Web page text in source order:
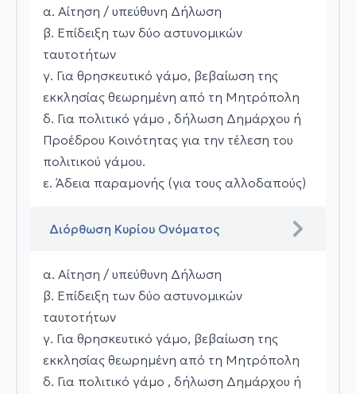
α. Αίτηση / υπεύθυνη Δήλωση
β. Επίδειξη των δύο αστυνομικών
ταυτοτήτων
γ. Για θρησκευτικό γάμο, βεβαίωση της
εκκλησίας θεωρημένη από τη Μητρόπολη
δ. Για πολιτικό γάμο , δήλωση Δημάρχου ή
Προέδρου Κοινότητας για την τέλεση του
πολιτικού γάμου.
ε. Άδεια παραμονής (για τους αλλοδαπούς)
Διόρθωση Κυρίου Ονόματος
α. Αίτηση / υπεύθυνη Δήλωση
β. Επίδειξη των δύο αστυνομικών
ταυτοτήτων
γ. Για θρησκευτικό γάμο, βεβαίωση της
εκκλησίας θεωρημένη από τη Μητρόπολη
δ. Για πολιτικό γάμο , δήλωση Δημάρχου ή